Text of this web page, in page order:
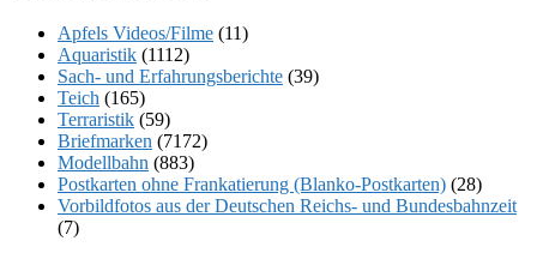
Apfels Videos/Filme (11)
Aquaristik (1112)
Sach- und Erfahrungsberichte (39)
Teich (165)
Terraristik (59)
Briefmarken (7172)
Modellbahn (883)
Postkarten ohne Frankatierung (Blanko-Postkarten) (28)
Vorbildfotos aus der Deutschen Reichs- und Bundesbahnzeit
(7)